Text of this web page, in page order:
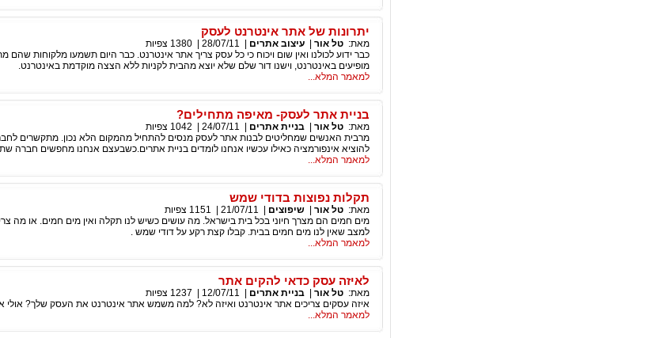
יתרונות של אתר אינטרנט לעסק
מאת: טל אור עיצוב אתרים 28/07/11
1380 צפיות
כבר ידוע לכולנו ואין שום ויכוח כי כל עסק צריך אתר אינטרנט. כבר היום תשמעו מלקוחות
מופיעים באינטרנט, וישנו דור שלם שלא יוצא מהבית לקניות ללא הצצה מוקדמת באינטרנט.
למאמר המלא...
בניית אתר לעסק- מאיפה מתחילים?
מאת: טל אור בניית אתרים 24/07/11
1042 צפיות
מרבית האנשים שמחליטים לבנות אתר לעסק מנסים להתחיל מהמקום הלא נכון. מתקשרים
להוציא אינפורמציה כאילו עכשיו אנחנו לומדים בניית אתרים.כשבעצם אנחנו מחפשים חברה
למאמר המלא...
תקלות נפוצות בדודי שמש
מאת: טל אור שיפוצים 21/07/11
1151 צפיות
מים חמים הם מצרך חיוני בכל בית בישראל. מה עושים כשיש לנו תקלה ואין מים חמים. או מה
למצב שאין לנו מים חמים בבית. קבלו קצת רקע על דודי שמש .
למאמר המלא...
לאיזה עסק כדאי להקים אתר
מאת: טל אור בניית אתרים 12/07/11
1237 צפיות
איזה עסקים צריכים אתר אינטרנט ואיזה לא? למה משמש אתר אינטרנט את העסק שלך? אולי
למאמר המלא...